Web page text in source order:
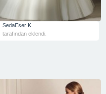
SedaEser K.
tarafından eklendi.